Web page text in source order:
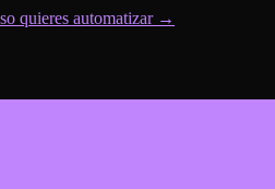
quieres automatizar →